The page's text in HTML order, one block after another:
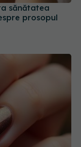
spectaculos